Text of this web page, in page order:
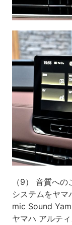
（9） 音質へ
システムをヤ
mic Sound
ヤマハ アルテ